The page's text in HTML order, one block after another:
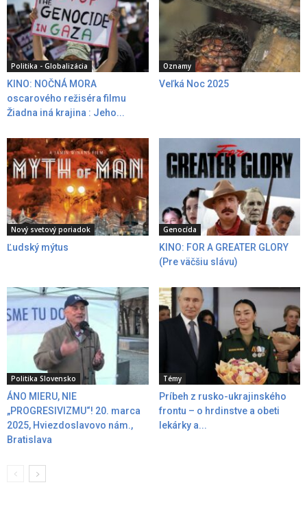
Politika - Globalizácia
KINO: NOČNÁ MORA
oscarového režiséra filmu
Žiadna iná krajina : Jeho...
Oznamy
Veľká Noc 2025
Nový svetový poriadok
Ľudský mýtus
Genocída
KINO: FOR A GREATER GLORY
(Pre väčšiu slávu)
Politika Slovensko
ÁNO MIERU, NIE
„PROGRESIVIZMU“! 20. marca
2025, Hviezdoslavovo nám.,
Bratislava
Témy
Príbeh z rusko-ukrajinského
frontu – o hrdinstve a obeti
lekárky a...